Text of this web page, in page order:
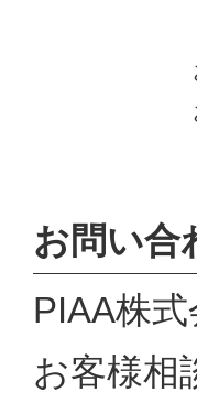
お問い合
PIAA株式
お客様相